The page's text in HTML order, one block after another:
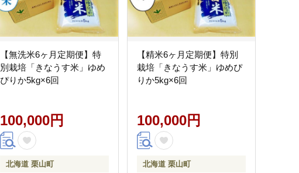
【無洗米6ヶ月定期便】特
別栽培「きなうす米」ゆめ
ぴりか5kg×6回
100,000円
北海道 栗山町
【精米6ヶ月定期便】特別
栽培「きなうす米」ゆめぴ
りか5kg×6回
100,000円
北海道 栗山町